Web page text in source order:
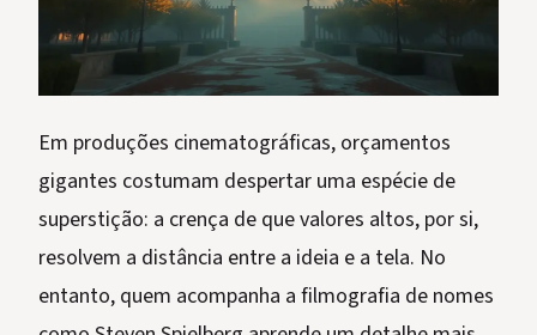
Em produções cinematográficas, orçamentos
gigantes costumam despertar uma espécie de
superstição: a crença de que valores altos, por si,
resolvem a distância entre a ideia e a tela. No
entanto, quem acompanha a filmografia de nomes